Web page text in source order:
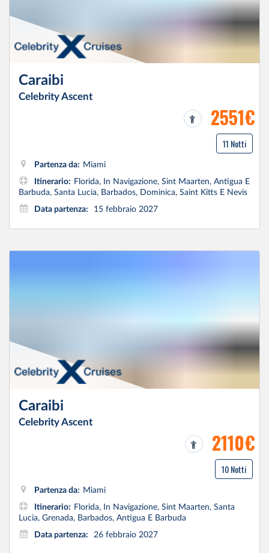
Caraibi
Celebrity Ascent
2551€
11 Notti
Partenza da: Miami
Itinerario: Florida, In Navigazione, Sint Maarten, Antigua E
Barbuda, Santa Lucia, Barbados, Dominica, Saint Kitts E Nevis
Data partenza:
15 febbraio 2027
Caraibi
Celebrity Ascent
2110€
10 Notti
Partenza da: Miami
Itinerario: Florida, In Navigazione, Sint Maarten, Santa
Lucia, Grenada, Barbados, Antigua E Barbuda
Data partenza:
26 febbraio 2027